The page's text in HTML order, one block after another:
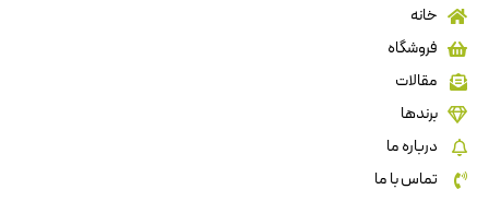
خانه
فروشگاه
مقالات
برندها
درباره ما
تماس با ما